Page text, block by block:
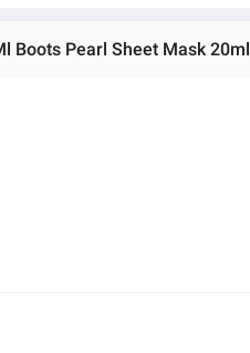
Boots Pearl Sheet Mask 20ml